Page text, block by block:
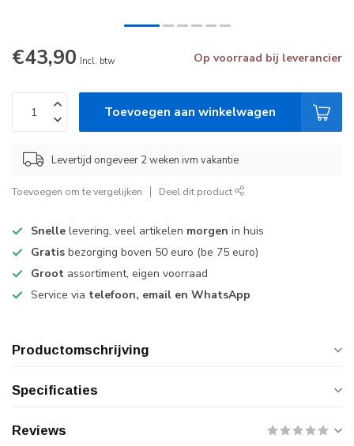
€43,90 Incl. btw Op voorraad bij leverancier
Toevoegen aan winkelwagen
Levertijd ongeveer 2 weken ivm vakantie
Toevoegen om te vergelijken Deel dit product
Snelle levering, veel artikelen morgen in huis
Gratis bezorging boven 50 euro (be 75 euro)
Groot assortiment, eigen voorraad
Service via telefoon, email en WhatsApp
Productomschrijving
Specificaties
Reviews